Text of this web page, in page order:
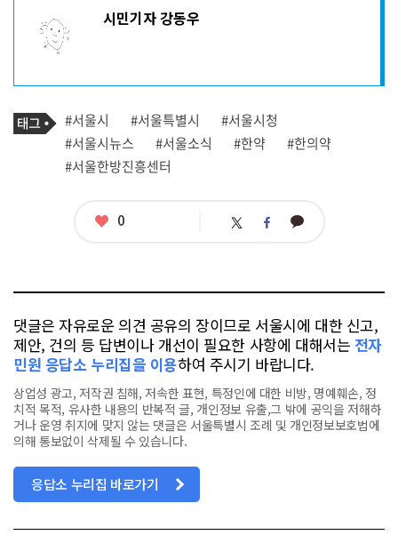
프
필
시민기자 강동우
기
사
관
련
태
태
그
#서울시 #서울특별시
#서울시청
#서울시뉴스
#서울소식 #한약
#한의약
#서울한방진흥센터
좋
0 트 페 카
댓글은 자유로운 의견 공유의 장이므로 서울시에 대한 신고,
제안, 건의 등 답변이나 개선이 필요한 사항에 대해서는 전자
민원 응답소 누리집을 이용하여 주시기 바랍니다.
상업성 광고, 저작권 침해, 저속한 표현, 특정인에 대한 비방, 명예훼손, 정
치적 목적, 유사한 내용의 반복적 글, 개인정보 유출,그 밖에 공익을 저해하
거나 운영 취지에 맞지 않는 댓글은 서울특별시 조례 및 개인정보보호법에
의해 통보없이 삭제될 수 있습니다.
응답소 누리집 바로가기